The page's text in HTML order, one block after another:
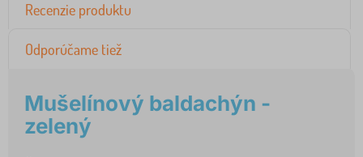
Recenzie produktu
Odporúčame tiež
Mušelínový baldachýn -
zelený